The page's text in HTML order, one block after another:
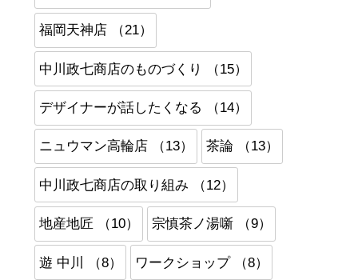
福岡天神店 （21）
中川政七商店のものづくり （15）
デザイナーが話したくなる （14）
ニュウマン高輪店 （13） 茶論 （13）
中川政七商店の取り組み （12）
地産地匠 （10） 宗慎茶ノ湯噺 （9）
遊 中川 （8） ワークショップ （8）